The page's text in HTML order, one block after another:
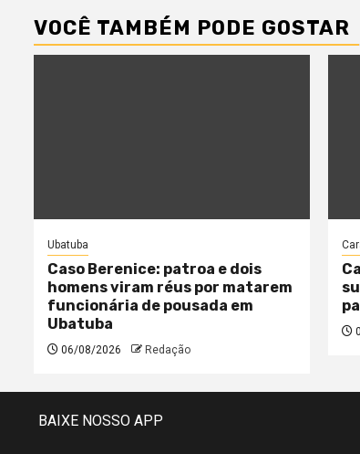
VOCÊ TAMBÉM PODE GOSTAR
Ubatuba
Caso Berenice: patroa e dois
homens viram réus por matarem
funcionária de pousada em
Ubatuba
06/08/2026 Redação
BAIXE NOSSO APP